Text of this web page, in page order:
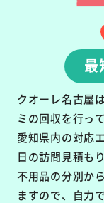
最
クオーレ名古屋
ミの回収を行っ
愛知県内の対応
日の訪問見積も
不用品の分別か
ますので、自力